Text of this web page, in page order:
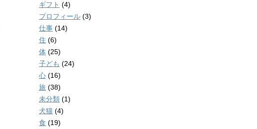
ギフト (4)
プロフィール (3)
仕事 (14)
住 (6)
体 (25)
子ども (24)
心 (16)
旅 (38)
未分類 (1)
犬猫 (4)
食 (19)